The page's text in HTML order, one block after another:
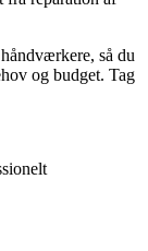
så du
og budget. Tag